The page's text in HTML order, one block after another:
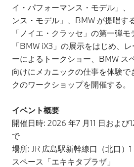
イ・パフォーマンス・モデル」
ンス・モデル」、BMW が提唱す
「ノイエ・クラッセ」の第一弾
「BMW iX3」の展示をはじめ、
ーによるトークショー、BMW ス
向けにメカニックの仕事を体験で
クのワークショップを開催する。
イベント概要
開催日時: 2026 年7 月11 日および
で
場所: JR 広島駅新幹線口（北口）
スペース「エキキタプラザ」